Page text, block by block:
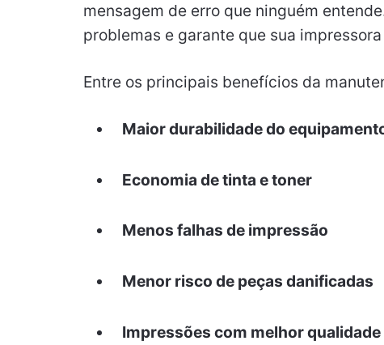
mensagem de erro que ninguém
problemas e garante que sua
Entre os principais benefícios da
Maior durabilidade do
Economia de tinta e toner
Menos falhas de impressão
Menor risco de peças danificadas
Impressões com melhor qualidade